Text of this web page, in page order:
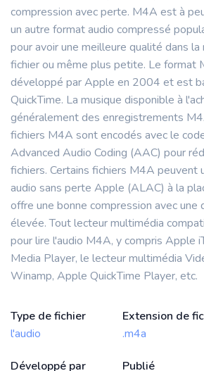
compression avec perte. M4A est à
un autre format audio compressé
pour avoir une meilleure qualité dans
fichier ou même plus petite. Le format
développé par Apple en 2004 et est
QuickTime. La musique disponible à
généralement des enregistrements
fichiers M4A sont encodés avec le
Advanced Audio Coding (AAC) pour
fichiers. Certains fichiers M4A peuvent
audio sans perte Apple (ALAC) à la
offre une bonne compression avec une
élevée. Tout lecteur multimédia
pour lire l'audio M4A, y compris Apple
Media Player, le lecteur multimédia
Winamp, Apple QuickTime Player, etc.
Type de fichier
l'audio
Extension de
.m4a
Développé par
Publié